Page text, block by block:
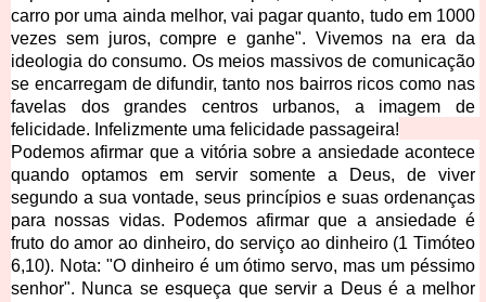
carro por uma ainda melhor, vai pagar quanto, tudo em 1000
vezes sem juros, compre e ganhe". Vivemos na era da
ideologia do consumo. Os meios massivos de comunicação
se encarregam de difundir, tanto nos bairros ricos como nas
favelas dos grandes centros urbanos, a imagem de
felicidade. Infelizmente uma felicidade passageira!
Podemos afirmar que a vitória sobre a ansiedade acontece
quando optamos em servir somente a Deus, de viver
segundo a sua vontade, seus princípios e suas ordenanças
para nossas vidas. Podemos afirmar que a ansiedade é
fruto do amor ao dinheiro, do serviço ao dinheiro (1 Timóteo
6,10). Nota: "O dinheiro é um ótimo servo, mas um péssimo
senhor". Nunca se esqueça que servir a Deus é a melhor